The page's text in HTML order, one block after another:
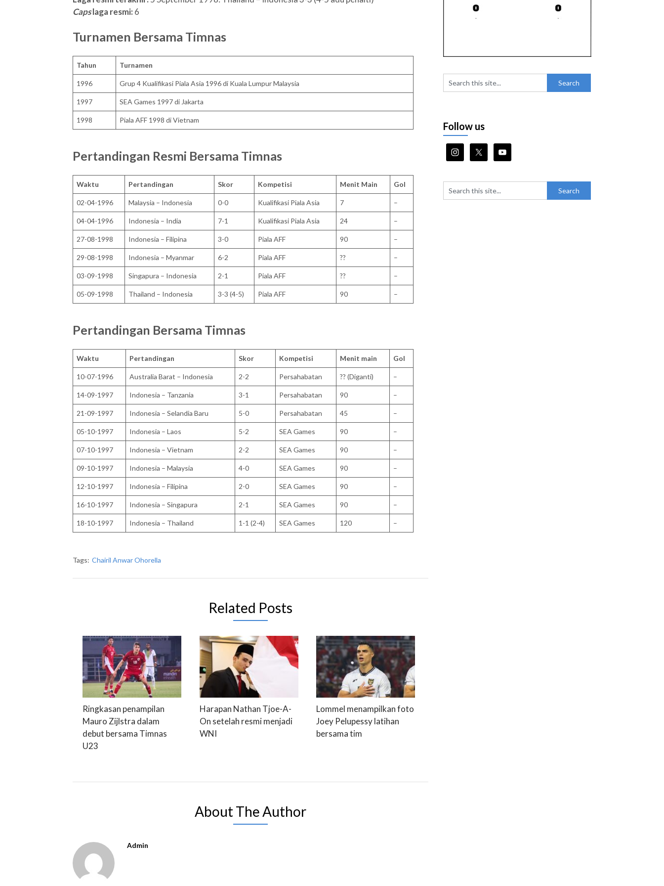
Capslaga resmi: 6
Turnamen Bersama Timnas
Tahun Turnamen
1996 Grup 4 Kualifikasi Piala Asia 1996 di Kuala Lumpur Malaysia
1997 SEA Games 1997 di Jakarta
1998 Piala AFF 1998 di Vietnam
Pertandingan Resmi Bersama Timnas
Waktu Pertandingan Skor Kompetisi Menit Main Gol
02-04-1996 Malaysia – Indonesia 0-0 Kualifikasi Piala Asia 7 –
04-04-1996 Indonesia – India 7-1 Kualifikasi Piala Asia 24 –
27-08-1998 Indonesia – Filipina 3-0 Piala AFF 90 –
29-08-1998 Indonesia – Myanmar 6-2 Piala AFF ?? –
03-09-1998 Singapura – Indonesia 2-1 Piala AFF ?? –
05-09-1998 Thailand – Indonesia 3-3 (4-5) Piala AFF 90 –
Pertandingan Bersama Timnas
Waktu Pertandingan Skor Kompetisi Menit main Gol
10-07-1996 Australia Barat – Indonesia 2-2 Persahabatan ?? (Diganti) –
14-09-1997 Indonesia – Tanzania 3-1 Persahabatan 90 –
21-09-1997 Indonesia – Selandia Baru 5-0 Persahabatan 45 –
05-10-1997 Indonesia – Laos 5-2 SEA Games 90 –
07-10-1997 Indonesia – Vietnam 2-2 SEA Games 90 –
09-10-1997 Indonesia – Malaysia 4-0 SEA Games 90 –
12-10-1997 Indonesia – Filipina 2-0 SEA Games 90 –
16-10-1997 Indonesia – Singapura 2-1 SEA Games 90 –
18-10-1997 Indonesia – Thailand 1-1 (2-4) SEA Games 120 –
Tags: Chairil Anwar Ohorella
Related Posts
Ringkasan penampilan
Mauro Zijlstra dalam
debut bersama Timnas
U23
Harapan Nathan Tjoe-A-
On setelah resmi menjadi
WNI
Lommel menampilkan foto
Joey Pelupessy latihan
bersama tim
About The Author
Admin
Follow us